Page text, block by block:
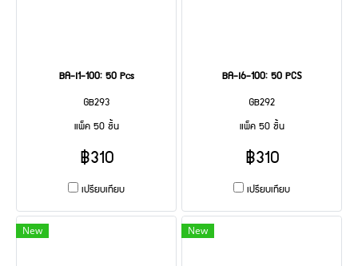
BA-I1-100: 50 Pcs
GB293
แพ็ค 50 ชิ้น
฿310
เปรียบเทียบ
BA-I6-100: 50 PCS
GB292
แพ็ค 50 ชิ้น
฿310
เปรียบเทียบ
New New